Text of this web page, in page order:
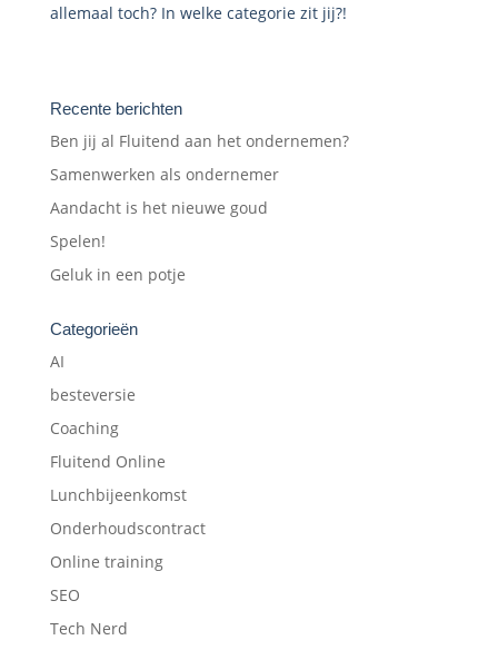
allemaal toch? In welke categorie zit jij?!
Recente berichten
Ben jij al Fluitend aan het ondernemen?
Samenwerken als ondernemer
Aandacht is het nieuwe goud
Spelen!
Geluk in een potje
Categorieën
AI
besteversie
Coaching
Fluitend Online
Lunchbijeenkomst
Onderhoudscontract
Online training
SEO
Tech Nerd